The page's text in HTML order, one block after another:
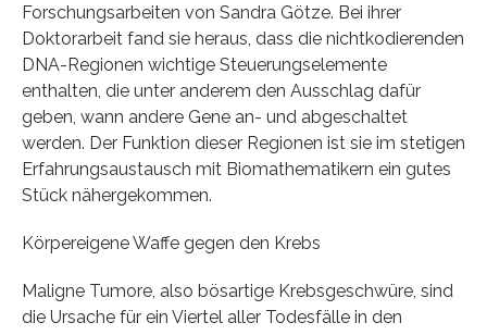
Forschungsarbeiten von Sandra Götze. Bei ihrer
Doktorarbeit fand sie heraus, dass die nichtkodierenden
DNA-Regionen wichtige Steuerungselemente
enthalten, die unter anderem den Ausschlag dafür
geben, wann andere Gene an- und abgeschaltet
werden. Der Funktion dieser Regionen ist sie im stetigen
Erfahrungsaustausch mit Biomathematikern ein gutes
Stück nähergekommen.
Körpereigene Waffe gegen den Krebs
Maligne Tumore, also bösartige Krebsgeschwüre, sind
die Ursache für ein Viertel aller Todesfälle in den